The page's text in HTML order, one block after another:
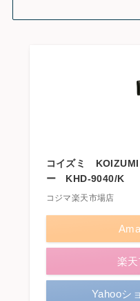
コイズミ
ー KHD-9040/K
コジマ楽天市場店
楽
Yahooシ